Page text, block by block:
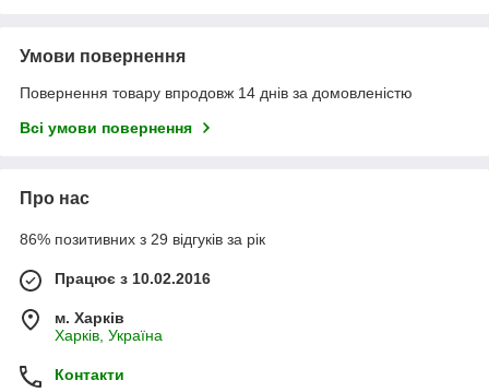
Умови повернення
Повернення товару впродовж 14 днів за домовленістю
Всі умови повернення
Про нас
86% позитивних з 29 відгуків за рік
Працює з 10.02.2016
м. Харків
Харків, Україна
Контакти